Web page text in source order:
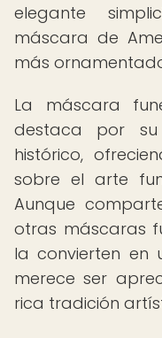
elegante
máscara de
más
La máscara
destaca por
histórico,
sobre el arte
Aunque
otras máscaras
la convierten en
merece ser
rica tradición